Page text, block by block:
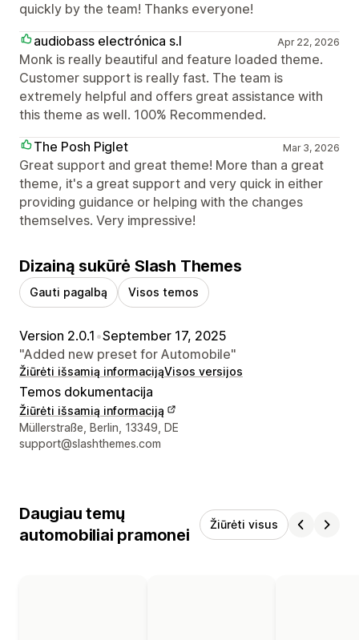
quickly by the team! Thanks everyone!
audiobass electrónica s.l
Apr 22, 2026
Monk is really beautiful and feature loaded theme.
Customer support is really fast. The team is
extremely helpful and offers great assistance with
this theme as well. 100% Recommended.
The Posh Piglet
Mar 3, 2026
Great support and great theme! More than a great
theme, it's a great support and very quick in either
providing guidance or helping with the changes
themselves. Very impressive!
Dizainą sukūrė Slash Themes
Gauti pagalbą Visos temos
Version 2.0.1 •September 17, 2025
"Added new preset for Automobile"
Žiūrėti išsamią informacijąVisos versijos
Temos dokumentacija
Žiūrėti išsamią informaciją
Kūrėjo kontaktiniai duomenys
Müllerstraße, Berlin, 13349, DE
support@slashthemes.com
Daugiau temų
automobiliai pramonei
Žiūrėti visus